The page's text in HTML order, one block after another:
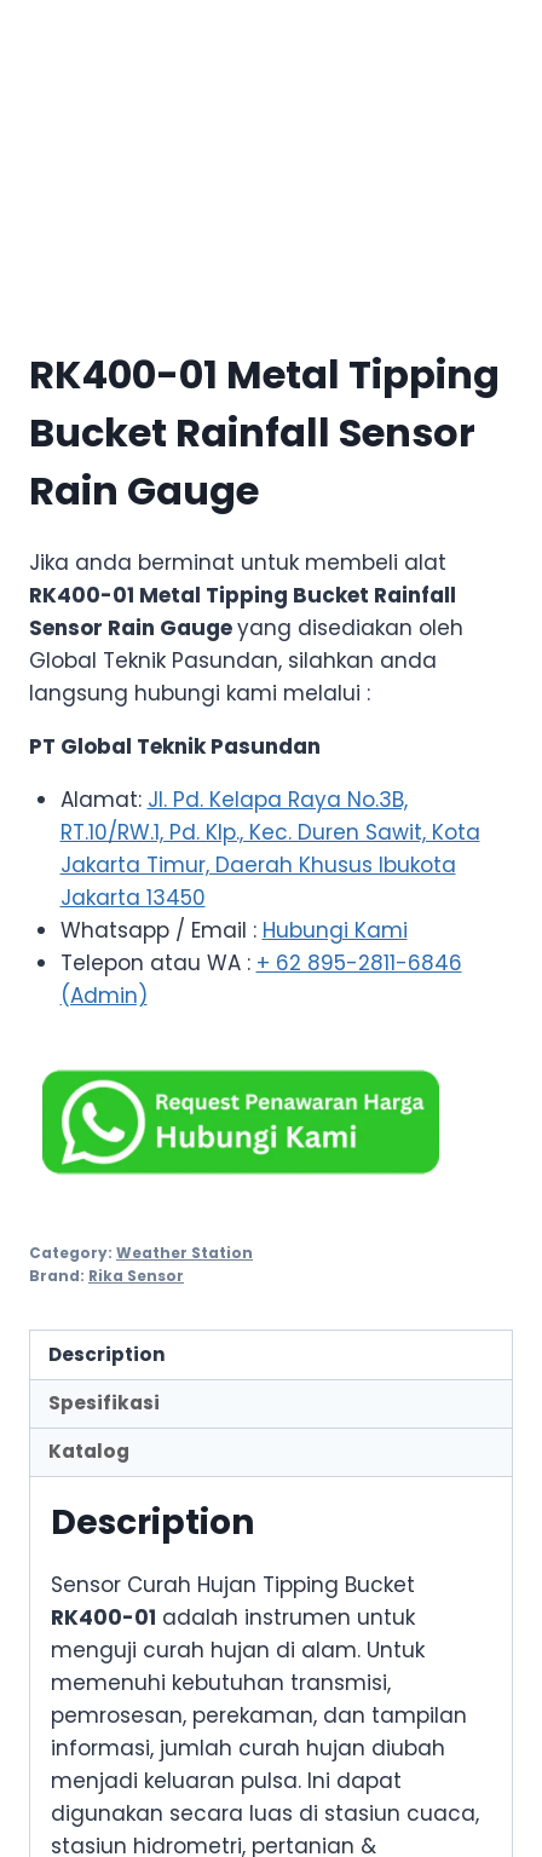
RK400-01 Metal Tipping
Bucket Rainfall Sensor
Rain Gauge
Jika anda berminat untuk membeli alat
RK400-01 Metal Tipping Bucket Rainfall
Sensor Rain Gaugeyang disediakan oleh
Global Teknik Pasundan, silahkan anda
langsung hubungi kami melalui :
PT Global Teknik Pasundan
Alamat: Jl. Pd. Kelapa Raya No.3B,
RT.10/RW.1, Pd. Klp., Kec. Duren Sawit, Kota
Jakarta Timur, Daerah Khusus Ibukota
Jakarta 13450
Whatsapp / Email : Hubungi Kami
Telepon atau WA : + 62 895-2811-6846
(Admin)
Category: Weather Station
Brand: Rika Sensor
Description
Spesifikasi
Katalog
Description
Sensor Curah Hujan Tipping Bucket
RK400-01 adalah instrumen untuk
menguji curah hujan di alam. Untuk
memenuhi kebutuhan transmisi,
pemrosesan, perekaman, dan tampilan
informasi, jumlah curah hujan diubah
menjadi keluaran pulsa. Ini dapat
digunakan secara luas di stasiun cuaca,
stasiun hidrometri, pertanian &